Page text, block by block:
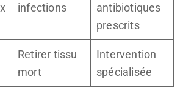
infections
antibiotiques
prescrits
Retirer tissu
mort
Intervention
spécialisée